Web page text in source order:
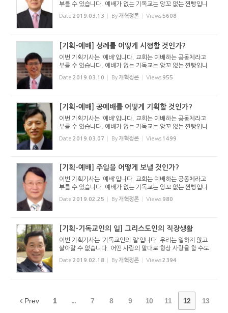
부를 수 있습니다. 예배가 없는 기독교는 앙꼬 없는 찐빵입니
다. 우리는 제대로 예배하고 있는 것일까요? 우리의 예배는 다
른 종교의 예배와 어떻게 다를까요? 구약성경 말라기서에 보
Date 2019.03.13 By 개혁정론 Views 5608
[기획-예배] 성례를 어떻게 시행할 것인가?
이번 기획기사는 '예배'입니다. 교회는 예배하는 공동체라고
부를 수 있습니다. 예배가 없는 기독교는 앙꼬 없는 찐빵입니
다. 우리는 제대로 예배하고 있는 것일까요? 우리의 예배는 다
른 종교의 예배와 어떻게 다를까요? 구약성경 말라기서에 보
Date 2019.03.10 By 개혁정론 Views 955
[기획-예배] 공예배를 어떻게 기획할 것인가?
이번 기획기사는 '예배'입니다. 교회는 예배하는 공동체라고
부를 수 있습니다. 예배가 없는 기독교는 앙꼬 없는 찐빵입니
다. 우리는 제대로 예배하고 있는 것일까요? 우리의 예배는 다
른 종교의 예배와 어떻게 다를까요? 구약성경 말라기서에 보
Date 2019.03.07 By 개혁정론 Views 1499
[기획-예배] 주일을 어떻게 보낼 것인가?
이번 기획기사는 '예배'입니다. 교회는 예배하는 공동체라고
부를 수 있습니다. 예배가 없는 기독교는 앙꼬 없는 찐빵입니
다. 우리는 제대로 예배하고 있는 것일까요? 우리의 예배는 다
른 종교의 예배와 어떻게 다를까요? 구약성경 말라기서에 보
Date 2019.02.25 By 개혁정론 Views 980
[기획-기독교인의 일] 그리스도인의 직장생활
이번 기획기사는 '기독교인의 일'입니다. 우리는 일하지 않고
살아갈 수 없습니다. 어떤 사람의 말대로 항상 사랑을 할 수도
없고, 항상 잠만 잘 수도 없지만 우리는 항상 일하며 삽니다.
이렇게 항상 세상속에서 일해야 하는 우리가 의외로 일하기
Date 2019.02.18 By 개혁정론 Views2394
Prev 1 ... 7 8 9 10 11 12 13